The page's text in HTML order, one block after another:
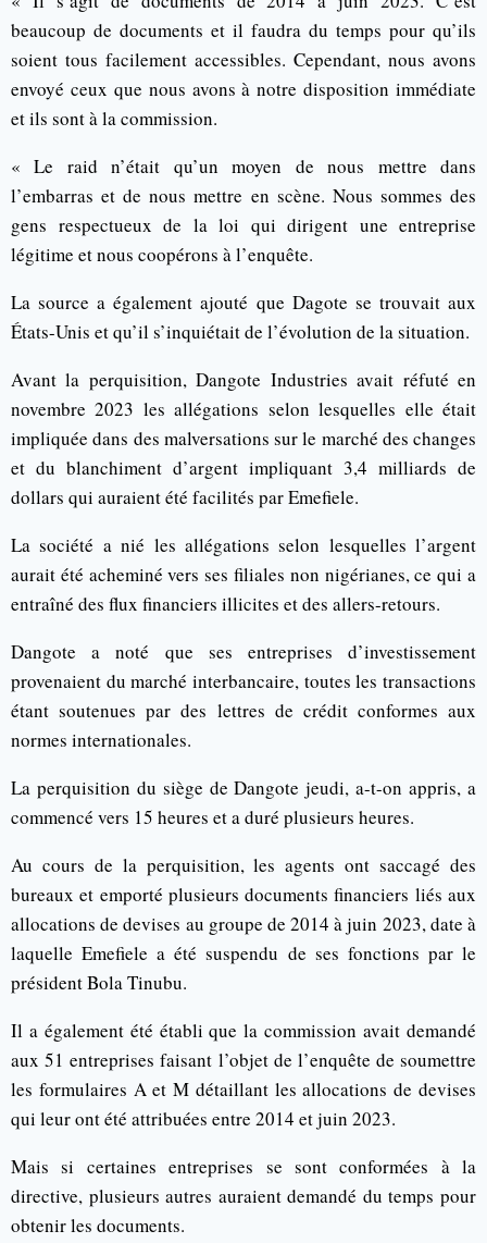
beaucoup de documents et il faudra du temps pour qu’ils
soient tous facilement accessibles. Cependant, nous avons
envoyé ceux que nous avons à notre disposition immédiate
et ils sont à la commission.
« Le raid n’était qu’un moyen de nous mettre dans
l’embarras et de nous mettre en scène. Nous sommes des
gens respectueux de la loi qui dirigent une entreprise
légitime et nous coopérons à l’enquête.
La source a également ajouté que Dagote se trouvait aux
États-Unis et qu’il s’inquiétait de l’évolution de la situation.
Avant la perquisition, Dangote Industries avait réfuté en
novembre 2023 les allégations selon lesquelles elle était
impliquée dans des malversations sur le marché des changes
et du blanchiment d’argent impliquant 3,4 milliards de
dollars qui auraient été facilités par Emefiele.
La société a nié les allégations selon lesquelles l’argent
aurait été acheminé vers ses filiales non nigérianes, ce qui a
entraîné des flux financiers illicites et des allers-retours.
Dangote a noté que ses entreprises d’investissement
provenaient du marché interbancaire, toutes les transactions
étant soutenues par des lettres de crédit conformes aux
normes internationales.
La perquisition du siège de Dangote jeudi, a-t-on appris, a
commencé vers 15 heures et a duré plusieurs heures.
Au cours de la perquisition, les agents ont saccagé des
bureaux et emporté plusieurs documents financiers liés aux
allocations de devises au groupe de 2014 à juin 2023, date à
laquelle Emefiele a été suspendu de ses fonctions par le
président Bola Tinubu.
Il a également été établi que la commission avait demandé
aux 51 entreprises faisant l’objet de l’enquête de soumettre
les formulaires A et M détaillant les allocations de devises
qui leur ont été attribuées entre 2014 et juin 2023.
Mais si certaines entreprises se sont conformées à la
directive, plusieurs autres auraient demandé du temps pour
obtenir les documents.